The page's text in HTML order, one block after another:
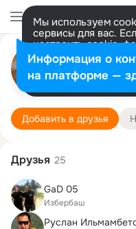
Мы используем
сервисы для вас.
настроить cookie-
представитель.
Разрешить все
Машуня
Москва
Лечебный
Добавить в друзья
Друзья 25
GaD 05
Избербаш
Руслан
Информация о
на платформе —